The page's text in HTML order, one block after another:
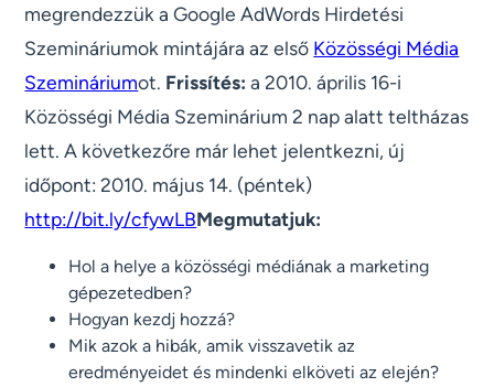
megrendezzük a Google AdWords Hirdetési
Szemináriumok mintájára az első Közösségi Média
Szemináriumot. Frissítés: a 2010. április 16-i
Közösségi Média Szeminárium 2 nap alatt teltházas
lett. A következőre már lehet jelentkezni, új
időpont: 2010. május 14. (péntek)
http://bit.ly/cfywLBMegmutatjuk:
Hol a helye a közösségi médiának a marketing
gépezetedben?
Hogyan kezdj hozzá?
Mik azok a hibák, amik visszavetik az
eredményeidet és mindenki elköveti az elején?